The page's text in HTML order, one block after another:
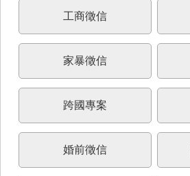
工商徵信
家暴徵信
跨國專案
婚前徵信